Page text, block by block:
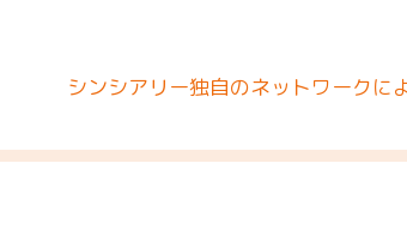
シンシアリー独自のネットワークに